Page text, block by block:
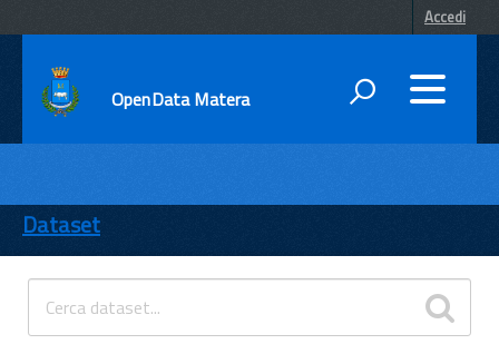
Accedi
OpenData Matera
ENTI
TEMI
INFORMAZIONI
Dataset